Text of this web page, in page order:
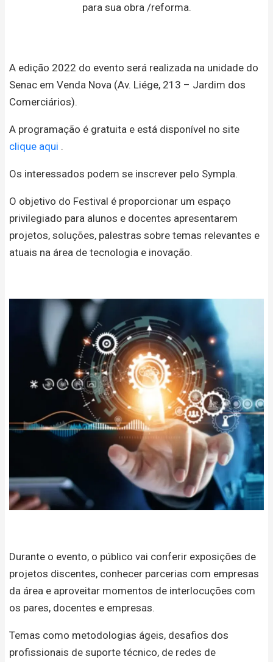
para sua obra /reforma.
A edição 2022 do evento será realizada na unidade do
Senac em Venda Nova (Av. Liége, 213 – Jardim dos
Comerciários).
A programação é gratuita e está disponível no site
clique aqui .
Os interessados podem se inscrever pelo Sympla.
O objetivo do Festival é proporcionar um espaço
privilegiado para alunos e docentes apresentarem
projetos, soluções, palestras sobre temas relevantes e
atuais na área de tecnologia e inovação.
Durante o evento, o público vai conferir exposições de
projetos discentes, conhecer parcerias com empresas
da área e aproveitar momentos de interlocuções com
os pares, docentes e empresas.
Temas como metodologias ágeis, desafios dos
profissionais de suporte técnico, de redes de